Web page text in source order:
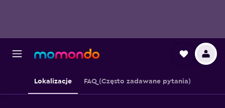
Lokalizacje FAQ (Często zadawane pytania)